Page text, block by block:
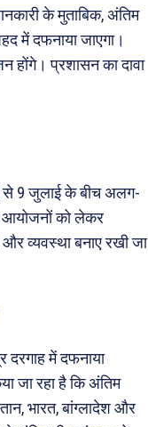
के मुताबिक, अंतिम
में दफनाया जाएगा।
होंगे। प्रशासन का दावा
से 9 जुलाई के बीच अलग-
आयोजनों को लेकर
व्यवस्था बनाए रखी जा
में दफनाया
जा रहा है कि अंतिम
भारत, बांग्लादेश और